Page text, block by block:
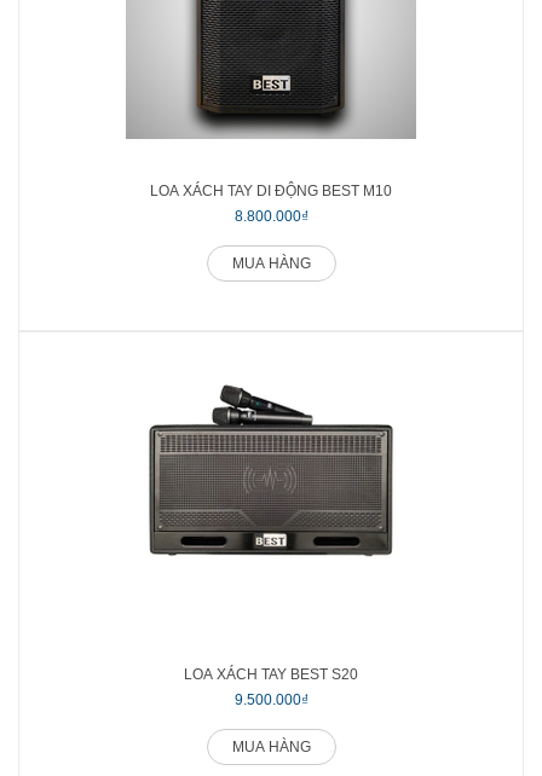
LOA XÁCH TAY DI ĐỘNG BEST M10
8.800.000₫
MUA HÀNG
LOA XÁCH TAY BEST S20
9.500.000₫
MUA HÀNG